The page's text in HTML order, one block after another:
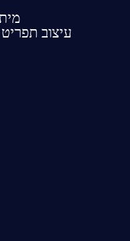
עיצוב